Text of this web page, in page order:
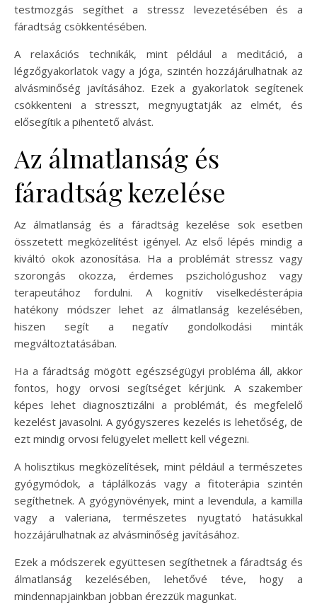
testmozgás segíthet a stressz levezetésében és a
fáradtság csökkentésében.
A relaxációs technikák, mint például a meditáció, a
légzőgyakorlatok vagy a jóga, szintén hozzájárulhatnak az
alvásminőség javításához. Ezek a gyakorlatok segítenek
csökkenteni a stresszt, megnyugtatják az elmét, és
elősegítik a pihentető alvást.
Az álmatlanság és
fáradtság kezelése
Az álmatlanság és a fáradtság kezelése sok esetben
összetett megközelítést igényel. Az első lépés mindig a
kiváltó okok azonosítása. Ha a problémát stressz vagy
szorongás okozza, érdemes pszichológushoz vagy
terapeutához fordulni. A kognitív viselkedésterápia
hatékony módszer lehet az álmatlanság kezelésében,
hiszen segít a negatív gondolkodási minták
megváltoztatásában.
Ha a fáradtság mögött egészségügyi probléma áll, akkor
fontos, hogy orvosi segítséget kérjünk. A szakember
képes lehet diagnosztizálni a problémát, és megfelelő
kezelést javasolni. A gyógyszeres kezelés is lehetőség, de
ezt mindig orvosi felügyelet mellett kell végezni.
A holisztikus megközelítések, mint például a természetes
gyógymódok, a táplálkozás vagy a fitoterápia szintén
segíthetnek. A gyógynövények, mint a levendula, a kamilla
vagy a valeriana, természetes nyugtató hatásukkal
hozzájárulhatnak az alvásminőség javításához.
Ezek a módszerek együttesen segíthetnek a fáradtság és
álmatlanság kezelésében, lehetővé téve, hogy a
mindennapjainkban jobban érezzük magunkat.